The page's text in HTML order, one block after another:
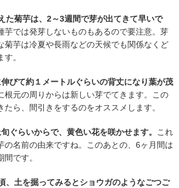
た菊芋は、2～3週間で芽が出てきて早いで
芋では発芽しないものもあるので要注意。芽
菊芋は冷夏や長雨などの天候でも関係なくど
。
びて約１メートルぐらいの背丈になり葉が茂
根元の周りからは新しい芽でてきます。この
たら、間引きをするのをオススメします。
ぐらいからで、黄色い花を咲かせます。 これ
の名前の由来ですね。このあとの、6ヶ月間は
です。
、土を掘ってみるとショウガのようなごつご